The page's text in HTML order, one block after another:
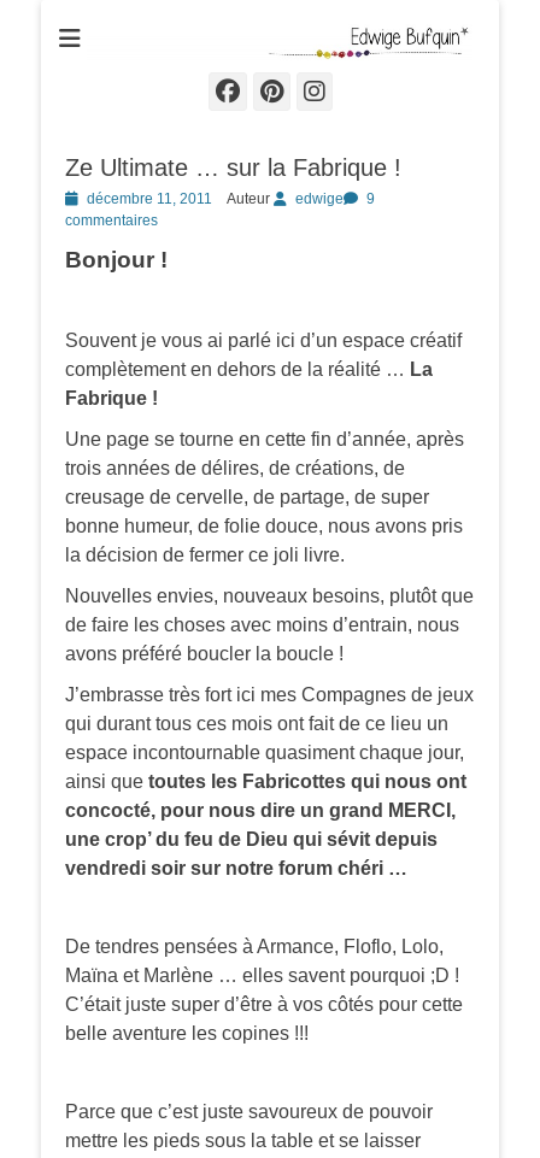
Edwige Bufquin
Facebook
Pinterest
Instagram
Ze Ultimate … sur la Fabrique !
Posted
on
décembre 11, 2011 Auteur edwige
9
commentaires
Bonjour !
Souvent je vous ai parlé ici d’un espace créatif
complètement en dehors de la réalité … La
Fabrique !
Une page se tourne en cette fin d’année, après
trois années de délires, de créations, de
creusage de cervelle, de partage, de super
bonne humeur, de folie douce, nous avons pris
la décision de fermer ce joli livre.
Nouvelles envies, nouveaux besoins, plutôt que
de faire les choses avec moins d’entrain, nous
avons préféré boucler la boucle !
J’embrasse très fort ici mes Compagnes de jeux
qui durant tous ces mois ont fait de ce lieu un
espace incontournable quasiment chaque jour,
ainsi que toutes les Fabricottes qui nous ont
concocté, pour nous dire un grand MERCI,
une crop’ du feu de Dieu qui sévit depuis
vendredi soir sur notre forum chéri …
De tendres pensées à Armance, Floflo, Lolo,
Maïna et Marlène … elles savent pourquoi ;D !
C’était juste super d’être à vos côtés pour cette
belle aventure les copines !!!
Parce que c’est juste savoureux de pouvoir
mettre les pieds sous la table et se laisser